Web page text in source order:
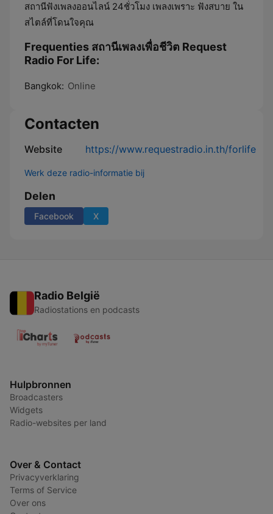
สถานีฟังเพลงออนไลน์ 24ชั่วโมง เพลงเพราะ ฟังสบาย ใน
สไตล์ที่โดนใจคุณ
Frequenties สถานีเพลงเพื่อชีวิต Request
Radio For Life:
Bangkok: Online
Contacten
Website https://www.requestradio.in.th/forlife
Werk deze radio-informatie bij
Delen
Facebook X
Radio België
Radiostations en podcasts
Hulpbronnen
Broadcasters
Widgets
Radio-websites per land
Over & Contact
Privacyverklaring
Terms of Service
Over ons